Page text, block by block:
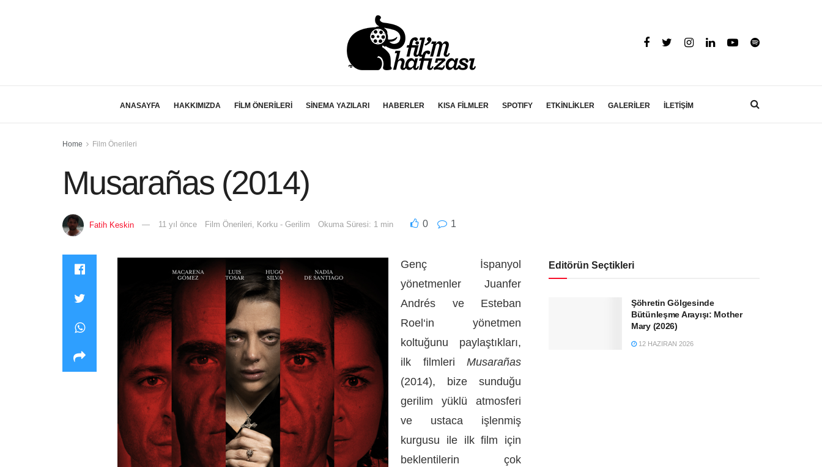
ANASAYFA HAKKIMIZDA FİLM ÖNERİLERİ SİNEMA YAZILARI HABERLER KISA FİLMLER SPOTIFY ETKİNLİKLER GALERİLER İLETİŞİM
Home Film Önerileri
Musarañas (2014)
Fatih Keskin 11 yıl önce Film Önerileri, Korku - Gerilim Okuma Süresi: 1 min 0 1
Genç İspanyol
yönetmenler Juanfer
Andrés ve Esteban
Roel‘in yönetmen
koltuğunu paylaştıkları,
ilk filmleri Musarañas
(2014), bize sunduğu
gerilim yüklü atmosferi
ve ustaca işlenmiş
kurgusu ile ilk film için
beklentilerin çok
Editörün Seçtikleri
Şöhretin Gölgesinde
Bütünleşme Arayışı: Mother
Mary (2026)
12 HAZIRAN 2026